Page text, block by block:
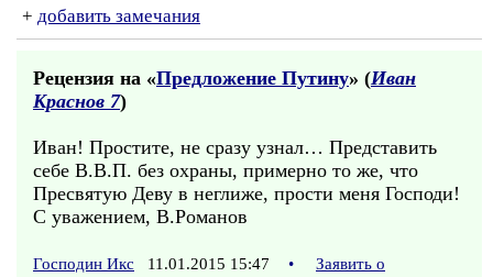
+ добавить замечания
Рецензия на «Предложение Путину» (Иван
Краснов 7)
Иван! Простите, не сразу узнал… Представить
себе В.В.П. без охраны, примерно то же, что
Пресвятую Деву в неглиже, прости меня Господи!
С уважением, В.Романов
Господин Икс 11.01.2015 15:47 •
Заявить о